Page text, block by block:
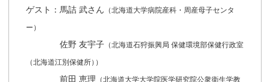
ゲスト： 馬詰 武さん （北海道大学病院産科・周産母子センタ
ー）
佐野 友宇子 （北海道石狩振興局 保健環境部保健行政室
（北海道江別保健所） ）
前田 恵理 （北海道大学大学院医学研究院公衆衛生学教